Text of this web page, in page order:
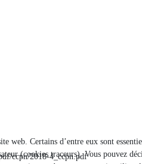
ccpn/2018-4_ccpn.pdf
web. Certains d’entre eux sont
(cookies traceurs). Vous pouvez